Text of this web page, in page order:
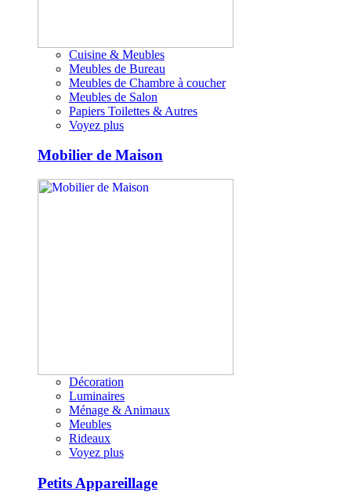
Cuisine & Meubles
Meubles de Bureau
Meubles de Chambre à coucher
Meubles de Salon
Papiers Toilettes & Autres
Voyez plus
Mobilier de Maison
Décoration
Luminaires
Ménage & Animaux
Meubles
Rideaux
Voyez plus
Petits Appareillage